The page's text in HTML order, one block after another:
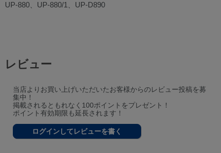
UP-880、UP-880/1、UP-D890
レビュー
当店よりお買い上げいただいたお客様からのレビュー投稿を募
集中！
掲載されるともれなく100ポイントをプレゼント！
ポイント有効期限も延長されます！
ログインしてレビューを書く